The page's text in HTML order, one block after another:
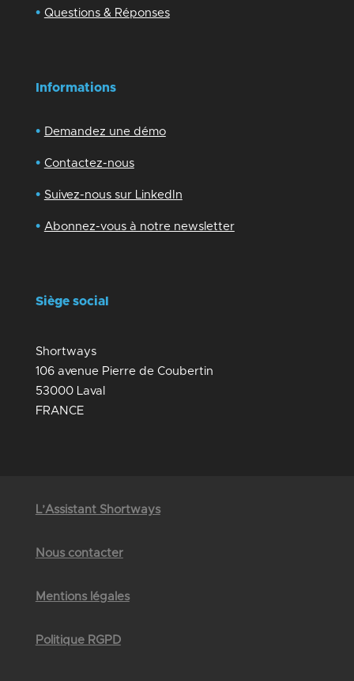
• Questions & Réponses
Informations
• Demandez une démo
• Contactez-nous
• Suivez-nous sur LinkedIn
• Abonnez-vous à notre newsletter
Siège social
Shortways
106 avenue Pierre de Coubertin
53000 Laval
FRANCE
L’Assistant Shortways
Nous contacter
Mentions légales
Politique RGPD